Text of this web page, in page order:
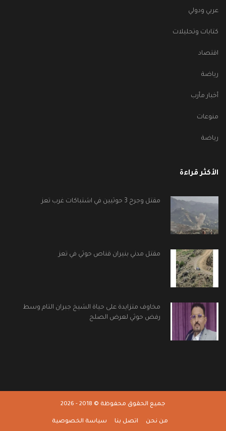
عربي ودولي
كتابات وتحليلات
اقتصاد
رياضة
أخبار مأرب
منوعات
رياضة
الأكثر قراءة
مقتل وجرح 3 حوثيين في اشتباكات غرب تعز
مقتل مدني بنيران قناص حوثي في تعز
مخاوف متزايدة على حياة الشيخ جبران التام وسط
رفض حوثي لعرض الصلح
جميع الحقوق محفوظة © 2018 - 2026
من نحن اتصل بنا سياسة الخصوصية